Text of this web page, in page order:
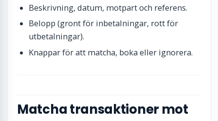
Beskrivning, datum, motpart och referens.
Belopp (gront för inbetalningar, rott för
utbetalningar).
Knappar för att matcha, boka eller ignorera.
Matcha transaktioner mot